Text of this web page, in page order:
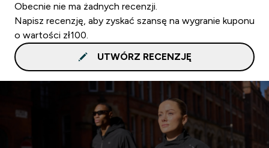
Obecnie nie ma żadnych recenzji.
Napisz recenzję, aby zyskać szansę na wygranie kuponu
o wartości zł100.
UTWÓRZ RECENZJĘ